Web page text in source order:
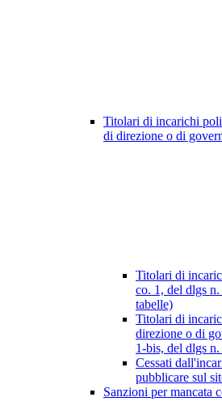
Titolari di incarichi
di direzione o di
Titolari di
co. 1, del dlgs
tabelle)
Titolari di
direzione o di
1-bis, del dlgs
Cessati
pubblicare sul
Sanzioni per mancata